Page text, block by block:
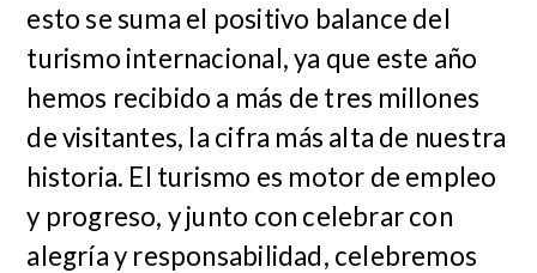
esto se suma el positivo balance del
turismo internacional, ya que este año
hemos recibido a más de tres millones
de visitantes, la cifra más alta de nuestra
historia. El turismo es motor de empleo
y progreso, y junto con celebrar con
alegría y responsabilidad, celebremos